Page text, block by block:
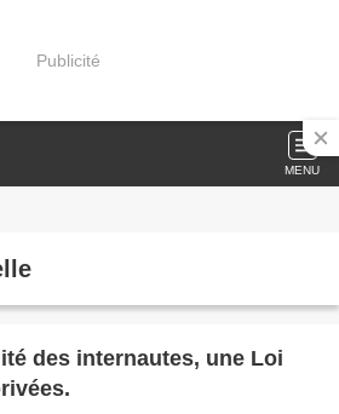
Publicité
MENU
des internautes, une Loi